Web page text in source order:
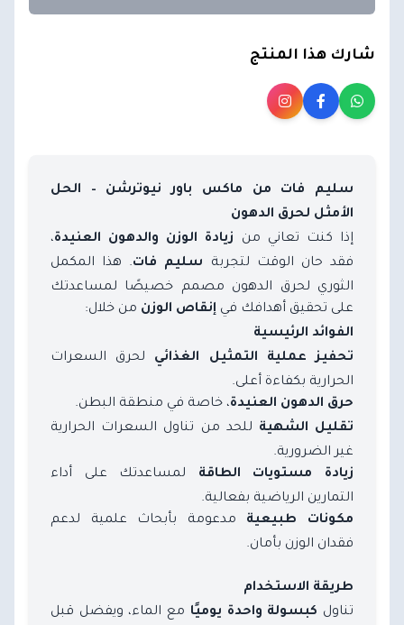
شارك هذا المنتج
سليم فات من ماكس باور نيوترشن – الحل
الأمثل لحرق الدهون
إذا كنت تعاني من زيادة الوزن والدهون العنيدة،
فقد حان الوقت لتجربة
سليم فات. هذا المكمل
الثوري لحرق الدهون مصمم خصيصًا لمساعدتك
على تحقيق أهدافك في إنقاص الوزن من خلال:
الفوائد الرئيسية
تحفيز عملية التمثيل الغذائي
لحرق السعرات
الحرارية بكفاءة أعلى.
حرق الدهون العنيدة، خاصة في منطقة البطن.
تقليل الشهية للحد من تناول السعرات الحرارية
غير الضرورية.
زيادة مستويات الطاقة
لمساعدتك على أداء
التمارين الرياضية بفعالية.
مكونات طبيعية
مدعومة بأبحاث علمية لدعم
فقدان الوزن بأمان.
طريقة الاستخدام
تناول كبسولة واحدة يوميًا مع الماء، ويفضل قبل